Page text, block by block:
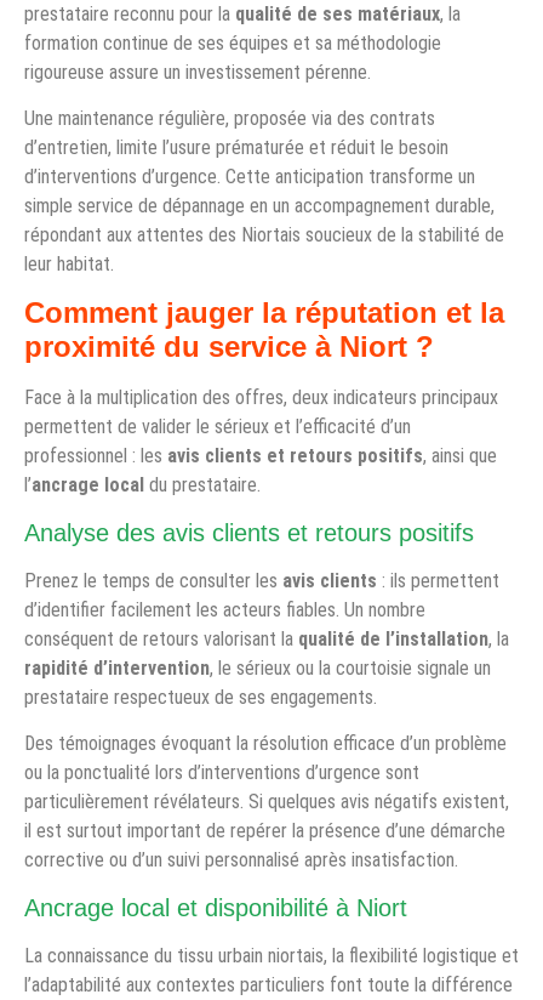
prestataire reconnu pour la qualité de ses matériaux, la
formation continue de ses équipes et sa méthodologie
rigoureuse assure un investissement pérenne.
Une maintenance régulière, proposée via des contrats
d’entretien, limite l’usure prématurée et réduit le besoin
d’interventions d’urgence. Cette anticipation transforme un
simple service de dépannage en un accompagnement durable,
répondant aux attentes des Niortais soucieux de la stabilité de
leur habitat.
Comment jauger la réputation et la
proximité du service à Niort ?
Face à la multiplication des offres, deux indicateurs principaux
permettent de valider le sérieux et l’efficacité d’un
professionnel : les avis clients et retours positifs, ainsi que
l’ancrage local du prestataire.
Analyse des avis clients et retours positifs
Prenez le temps de consulter les avis clients : ils permettent
d’identifier facilement les acteurs fiables. Un nombre
conséquent de retours valorisant la qualité de l’installation, la
rapidité d’intervention, le sérieux ou la courtoisie signale un
prestataire respectueux de ses engagements.
Des témoignages évoquant la résolution efficace d’un problème
ou la ponctualité lors d’interventions d’urgence sont
particulièrement révélateurs. Si quelques avis négatifs existent,
il est surtout important de repérer la présence d’une démarche
corrective ou d’un suivi personnalisé après insatisfaction.
Ancrage local et disponibilité à Niort
La connaissance du tissu urbain niortais, la flexibilité logistique et
l’adaptabilité aux contextes particuliers font toute la différence